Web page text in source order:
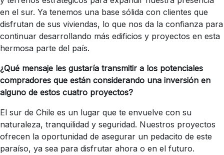
en el sur. Ya tenemos una base sólida con clientes que
disfrutan de sus viviendas, lo que nos da la confianza para
continuar desarrollando más edificios y proyectos en esta
hermosa parte del país.
¿Qué mensaje les gustaría transmitir a los potenciales
compradores que están considerando una inversión en
alguno de estos cuatro proyectos?
El sur de Chile es un lugar que te envuelve con su
naturaleza, tranquilidad y seguridad. Nuestros proyectos
ofrecen la oportunidad de asegurar un pedacito de este
paraíso, ya sea para disfrutar ahora o en el futuro.